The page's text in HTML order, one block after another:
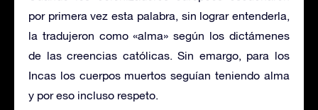
por primera vez esta palabra, sin lograr entenderla,
la tradujeron como «alma» según los dictámenes
de las creencias católicas. Sin emargo, para los
Incas los cuerpos muertos seguían teniendo alma
y por eso incluso respeto.